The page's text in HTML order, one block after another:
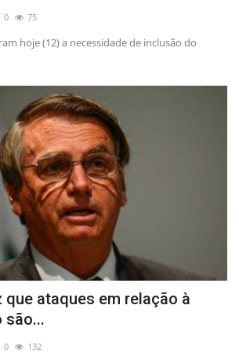
0 75
hoje (12) a necessidade de inclusão do
que ataques em relação à
são...
0 132